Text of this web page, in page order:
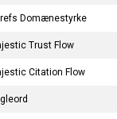
Domænestyrke
Trust Flow
Citation Flow